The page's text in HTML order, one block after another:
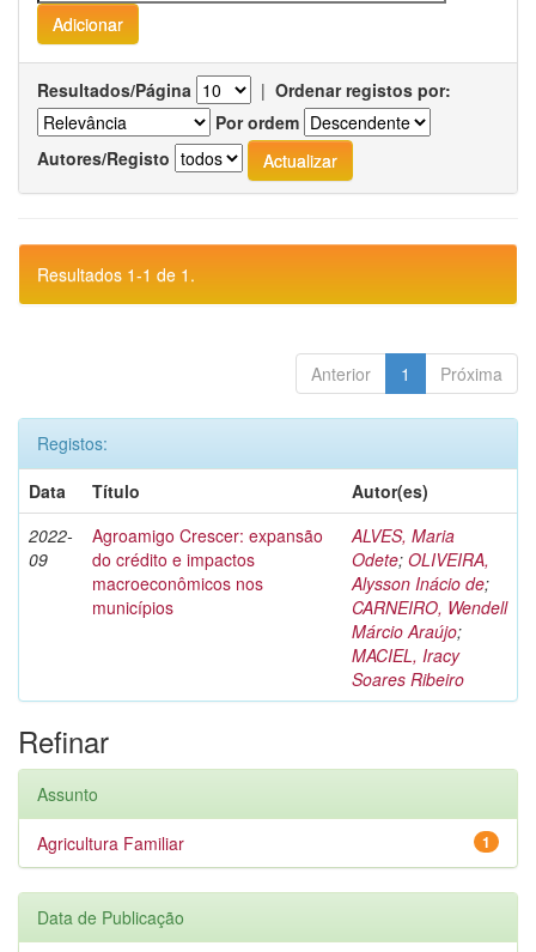
Resultados/Página | Ordenar registos por:
Por ordem
Autores/Registo
Resultados 1-1 de 1.
Anterior 1 Próxima
Registos:
Data
Título
Autor(es)
2022-
09
Agroamigo Crescer: expansão
do crédito e impactos
macroeconômicos nos
municípios
ALVES, Maria
Odete; OLIVEIRA,
Alysson Inácio de;
CARNEIRO, Wendell
Márcio Araújo;
MACIEL, Iracy
Soares Ribeiro
Refinar
Assunto
1
Agricultura Familiar
Data de Publicação